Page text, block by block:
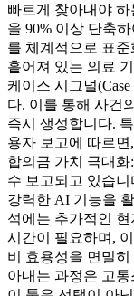
빠르게 찾아내야 하
을 90% 이상 단축
를 체계적으로 표
흩어져 있는 의료
케이스 시그널
다. 이를 통해 사건
즉시 생성합니다.
용자 보고에 따르
합의금 가치 극대
수 보고되고 있습니
강력한 AI 기능을
석에는 추가적인
시간이 필요하며,
비 효용성을 면밀
아내는 과정은 고